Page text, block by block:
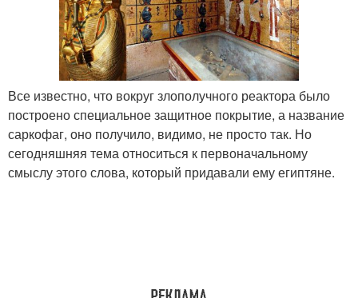
Все известно, что вокруг злополучного реактора было
построено специальное защитное покрытие, а название
саркофаг, оно получило, видимо, не просто так. Но
сегодняшняя тема относиться к первоначальному
смыслу этого слова, который придавали ему египтяне.